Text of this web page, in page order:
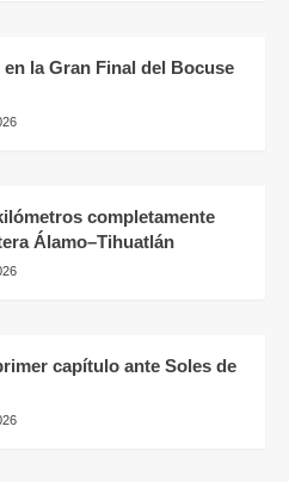
la Gran Final del Bocuse
completamente
Álamo–Tihuatlán
capítulo ante Soles de